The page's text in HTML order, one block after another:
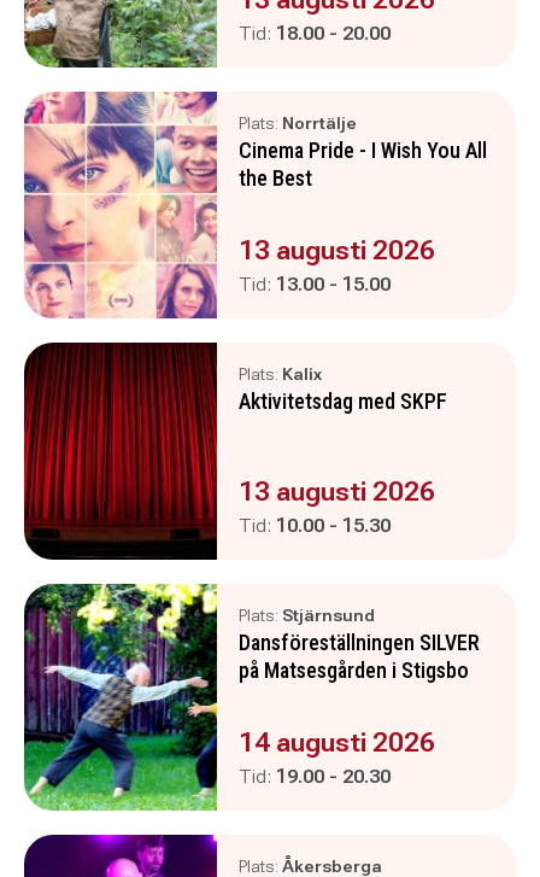
Tid: Pågår mellan
18.00 - och
20.00
Plats: Norrtälje
Cinema Pride - I Wish You All
the Best
Evenemanget är :
13 augusti 2026
Tid: Pågår mellan
13.00 - och
15.00
Plats: Kalix
Aktivitetsdag med SKPF
Evenemanget är :
13 augusti 2026
Tid: Pågår mellan
10.00 - och
15.30
Plats: Stjärnsund
Dansföreställningen SILVER
på Matsesgården i Stigsbo
Evenemanget är :
14 augusti 2026
Tid: Pågår mellan
19.00 - och
20.30
Plats: Åkersberga